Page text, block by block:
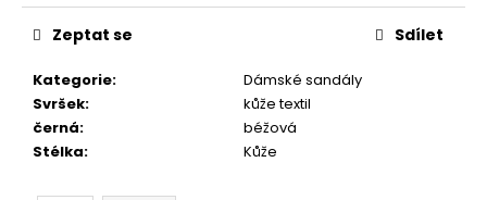
Kategorie:
Dámské sandály
Svršek:
kůže textil
černá:
béžová
Stélka: Kůže
Zeptat se Sdílet
DÁMSKÉ
ŽABKY
TAMARIS
1-
27509-
46
001
BLACK
328